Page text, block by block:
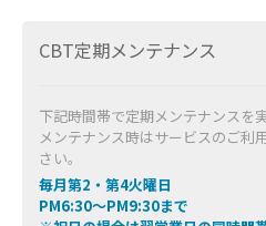
CBT定期メンテナンス
下記時間帯で定期メンテナンスを
メンテナンス時はサービスのご利
さい。
毎月第2・第4火曜日
PM6:30～PM9:30まで